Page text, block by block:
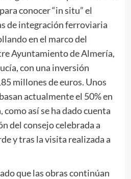
conocer “in situ” el
de integración ferroviaria
en el marco del
Ayuntamiento de Almería,
con una inversión
millones de euros. Unos
actualmente el 50% en
como así se ha dado cuenta
del consejo celebrada a
y tras la visita realizada a
que las obras continúan